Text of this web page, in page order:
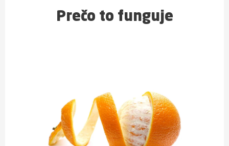
Prečo to funguje